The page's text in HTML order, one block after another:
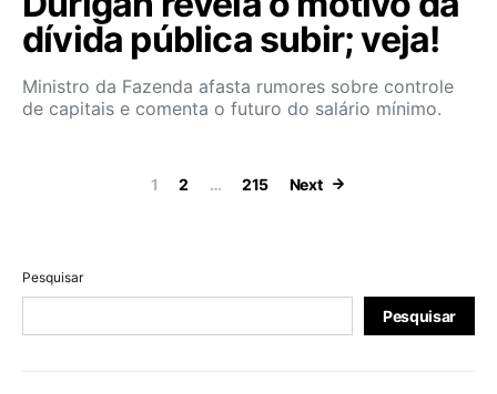
dívida pública subir; veja!
Ministro da Fazenda afasta rumores sobre controle
de capitais e comenta o futuro do salário mínimo.
Paginação de
1 2 … 215 Next
Pesquisar
Pesquisar